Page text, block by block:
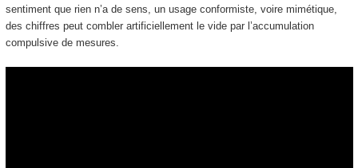
sentiment que rien n’a de sens, un usage conformiste, voire mimétique,
des chiffres peut combler artificiellement le vide par l’accumulation
compulsive de mesures.